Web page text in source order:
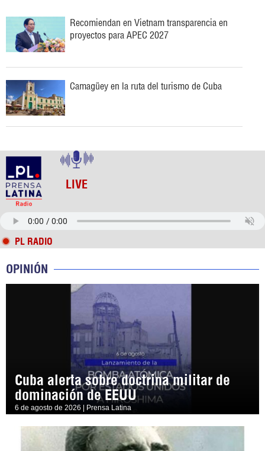
Recomiendan en Vietnam transparencia en
proyectos para APEC 2027
Camagüey en la ruta del turismo de Cuba
LIVE
PL RADIO
OPINIÓN
Cuba alerta sobre doctrina militar de
dominación de EEUU
6 de agosto de 2026 | Prensa Latina